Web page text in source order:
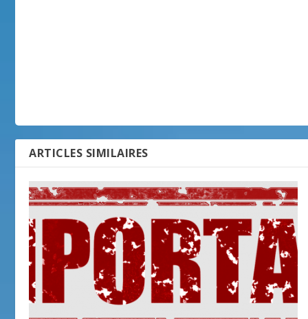
ARTICLES SIMILAIRES